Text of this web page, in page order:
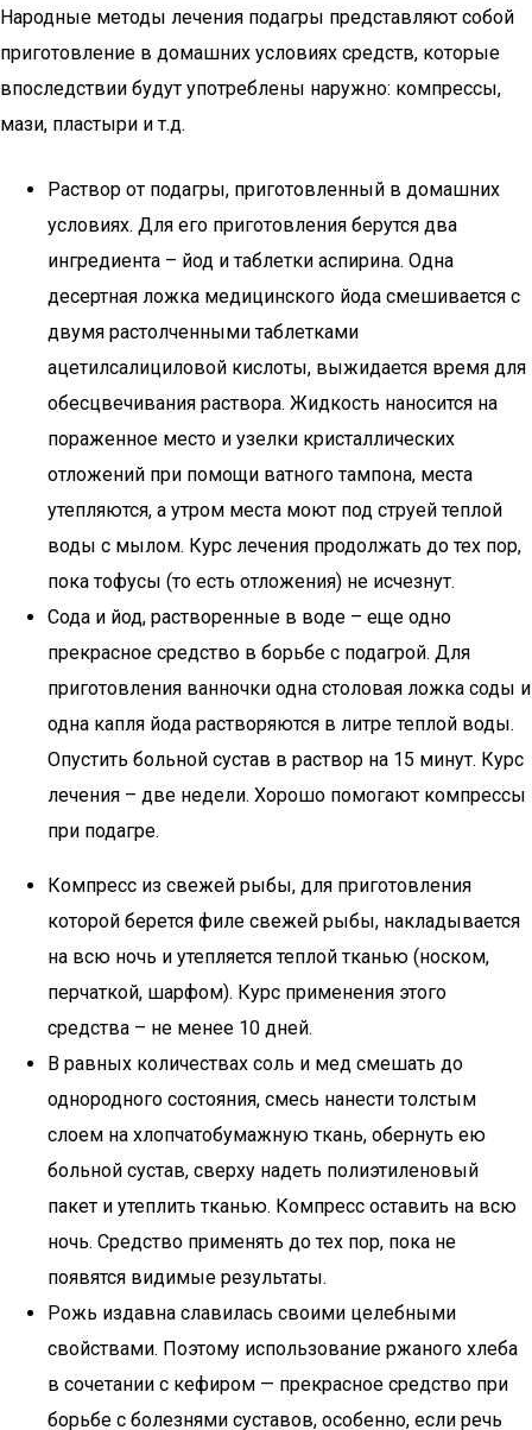
Народные методы лечения подагры представляют собой
приготовление в домашних условиях средств, которые
впоследствии будут употреблены наружно: компрессы,
мази, пластыри и т.д.
Раствор от подагры, приготовленный в домашних
условиях. Для его приготовления берутся два
ингредиента – йод и таблетки аспирина. Одна
десертная ложка медицинского йода смешивается с
двумя растолченными таблетками
ацетилсалициловой кислоты, выжидается время для
обесцвечивания раствора. Жидкость наносится на
пораженное место и узелки кристаллических
отложений при помощи ватного тампона, места
утепляются, а утром места моют под струей теплой
воды с мылом. Курс лечения продолжать до тех пор,
пока тофусы (то есть отложения) не исчезнут.
Сода и йод, растворенные в воде – еще одно
прекрасное средство в борьбе с подагрой. Для
приготовления ванночки одна столовая ложка соды и
одна капля йода растворяются в литре теплой воды.
Опустить больной сустав в раствор на 15 минут. Курс
лечения – две недели. Хорошо помогают компрессы
при подагре.
Компресс из свежей рыбы, для приготовления
которой берется филе свежей рыбы, накладывается
на всю ночь и утепляется теплой тканью (носком,
перчаткой, шарфом). Курс применения этого
средства – не менее 10 дней.
В равных количествах соль и мед смешать до
однородного состояния, смесь нанести толстым
слоем на хлопчатобумажную ткань, обернуть ею
больной сустав, сверху надеть полиэтиленовый
пакет и утеплить тканью. Компресс оставить на всю
ночь. Средство применять до тех пор, пока не
появятся видимые результаты.
Рожь издавна славилась своими целебными
свойствами. Поэтому использование ржаного хлеба
в сочетании с кефиром — прекрасное средство при
борьбе с болезнями суставов, особенно, если речь